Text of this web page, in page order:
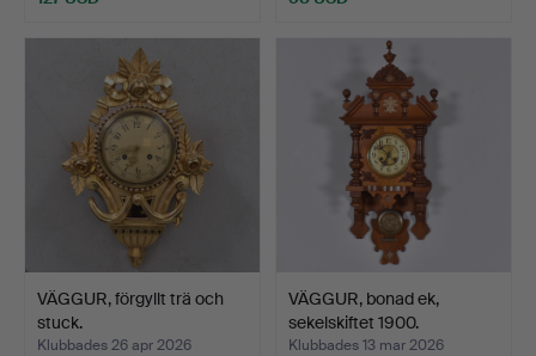
VÄGGUR, förgyllt trä och
stuck.
Klubbades 26 apr 2026
VÄGGUR, bonad ek,
sekelskiftet 1900.
Klubbades 13 mar 2026